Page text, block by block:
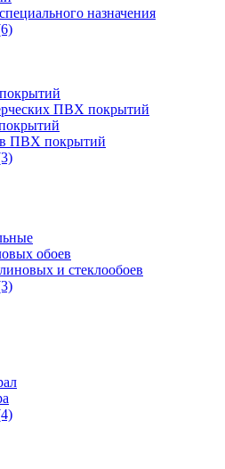
назначения
ПВХ покрытий
ПВХ покрытий
обоев
и стеклообоев